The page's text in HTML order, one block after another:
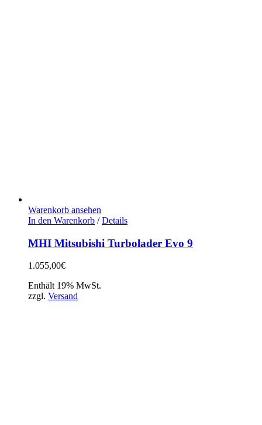
Warenkorb ansehen
In den Warenkorb / Details
MHI Mitsubishi Turbolader Evo 9
1.055,00€
Enthält 19% MwSt.
zzgl. Versand